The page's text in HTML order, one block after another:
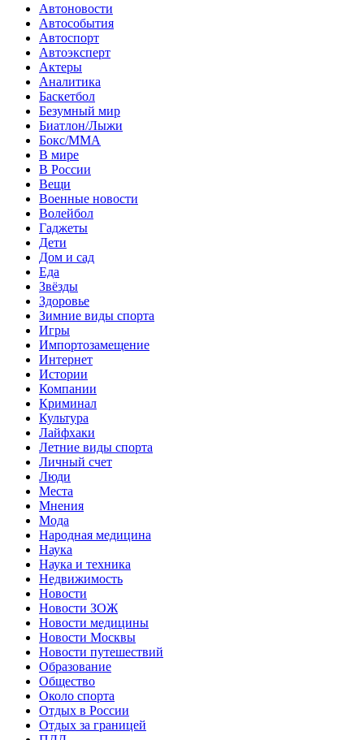
Автоновости
Автособытия
Автоспорт
Автоэксперт
Актеры
Аналитика
Баскетбол
Безумный мир
Биатлон/Лыжи
Бокс/MMA
В мире
В России
Вещи
Военные новости
Волейбол
Гаджеты
Дети
Дом и сад
Еда
Звёзды
Здоровье
Зимние виды спорта
Игры
Импортозамещение
Интернет
Истории
Компании
Криминал
Культура
Лайфхаки
Летние виды спорта
Личный счет
Люди
Места
Мнения
Мода
Народная медицина
Наука
Наука и техника
Недвижимость
Новости
Новости ЗОЖ
Новости медицины
Новости Москвы
Новости путешествий
Образование
Общество
Около спорта
Отдых в России
Отдых за границей